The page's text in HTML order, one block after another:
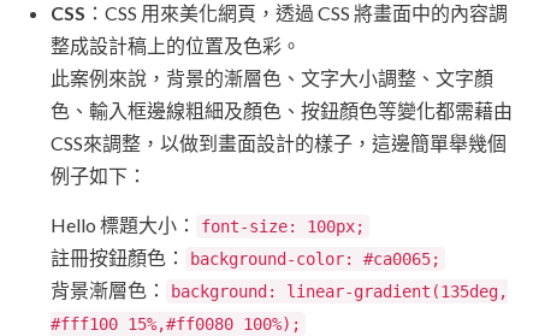
CSS ：CSS 用來美化網頁，透過 CSS 將畫面中的內容調
整成設計稿上的位置及色彩。
此案例來說，背景的漸層色、文字大小調整、文字顏
色、輸入框邊線粗細及顏色、按鈕顏色等變化都需藉由
CSS來調整，以做到畫面設計的樣子，這邊簡單舉幾個
例子如下：
Hello 標題大小： font-size: 100px;
註冊按鈕顏色： background-color: #ca0065;
背景漸層色：
background: linear-gradient(135deg,
#fff100 15%,#ff0080 100%);